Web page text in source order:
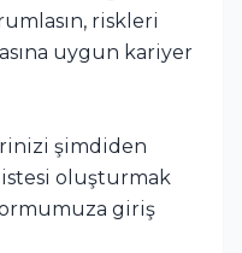
riskleri
uygun kariyer
şimdiden
oluşturmak
giriş